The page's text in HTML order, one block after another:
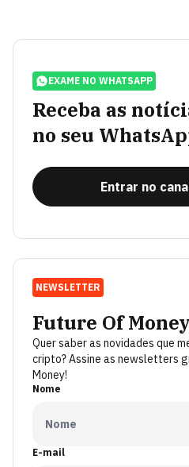
EXAME NO WHATSAPP
Receba as
no seu
Entrar no
NEWSLETTER
Future Of Money
Quer saber as novidades que
cripto? Assine as newsletters
Money!
Nome
E-mail